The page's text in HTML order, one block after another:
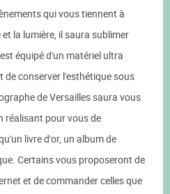
qui vous tiennent à
la lumière, il saura sublimer
équipé d'un matériel ultra
de conserver l'esthétique sous
de Versailles saura vous
réalisant pour vous de
livre d'or, un album de
Certains vous proposeront de
et de commander celles que